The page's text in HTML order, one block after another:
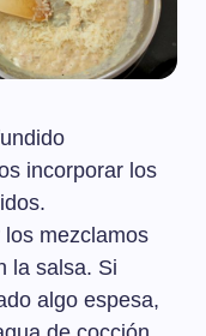
incorporar los
mezclamos
la salsa. Si
algo espesa,